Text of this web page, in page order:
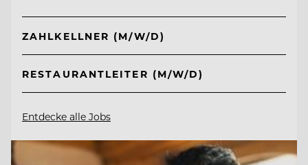
ZAHLKELLNER (M/W/D)
RESTAURANTLEITER (M/W/D)
Entdecke alle Jobs